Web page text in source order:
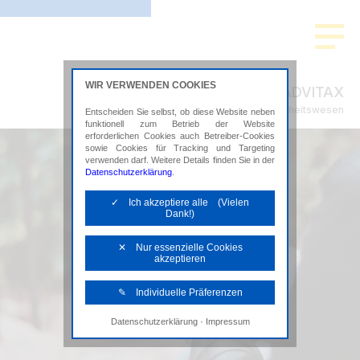
ADVITAX
Steuerberatung im Gesundheitswesen
WIR VERWENDEN COOKIES
Entscheiden Sie selbst, ob diese Website neben
funktionell zum Betrieb der Website
erforderlichen Cookies auch Betreiber-Cookies
sowie Cookies für Tracking und Targeting
verwenden darf. Weitere Details finden Sie in der
Datenschutzerklärung
✓ Ich akzeptiere alle (Vielen
Dank!)
✕ Nur essenzielle Cookies
akzeptieren
✎ Individuelle Präferenzen
Notwendige Cookies
Diese Cookies sind erforderlich, um die
Datenschutzerklärung· Impressum